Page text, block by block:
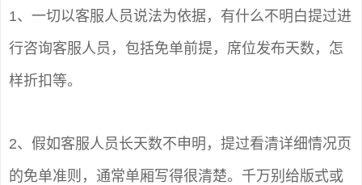
1、一切以客服人员说法为依据，有什么不明白提过进
行咨询客服人员，包括免单前提，席位发布天数，怎
样折扣等。
2、假如客服人员长天数不申明，提过看清详细情况页
的免单准则，通常单厢写得很清楚。千万别给版式或